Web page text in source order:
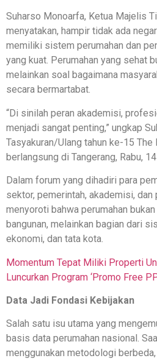
Suharso Monoarfa, Ketua Majelis
menyatakan, hampir tidak ada
memiliki sistem perumahan dan
yang kuat. Perumahan yang sehat
melainkan soal bagaimana
secara bermartabat.
“Di sinilah peran akademisi,
menjadi sangat penting,” ungkap
Tasyakuran/Ulang tahun ke-15 The
berlangsung di Tangerang, Rabu,
Dalam forum yang dihadiri para
sektor, pemerintah, akademisi,
menyoroti bahwa perumahan
bangunan, melainkan bagian dari
ekonomi, dan tata kota.
Momentum Tepat Miliki Properti
Luncurkan Program ‘Promo Free
Data Jadi Fondasi Kebijakan
Salah satu isu utama yang
basis data perumahan nasional.
menggunakan metodologi